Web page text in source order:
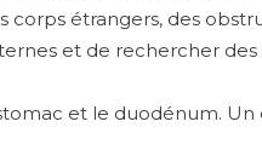
corps étrangers, des
et de rechercher
et le duodénum.